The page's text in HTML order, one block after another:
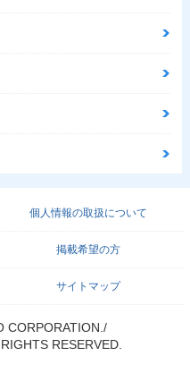
個人情報の取扱について
掲載希望の方
サイトマップ
CORPORATION./
RESERVED.